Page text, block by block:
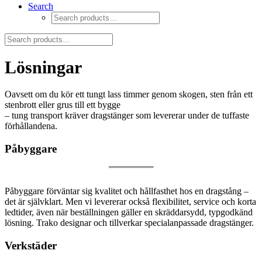
Search
Lösningar
Oavsett om du kör ett tungt lass timmer genom skogen, sten från ett
stenbrott eller grus till ett bygge
– tung transport kräver dragstänger som levererar under de tuffaste
förhållandena.
Påbyggare
Påbyggare förväntar sig kvalitet och hållfasthet hos en dragstång –
det är självklart. Men vi levererar också flexibilitet, service och korta
ledtider, även när beställningen gäller en skräddarsydd, typgodkänd
lösning. Trako designar och tillverkar specialanpassade dragstänger.
Verkstäder